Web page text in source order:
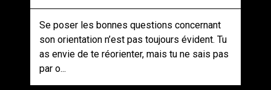
Se poser les bonnes questions concernant
son orientation n’est pas toujours évident. Tu
as envie de te réorienter, mais tu ne sais pas
par o...